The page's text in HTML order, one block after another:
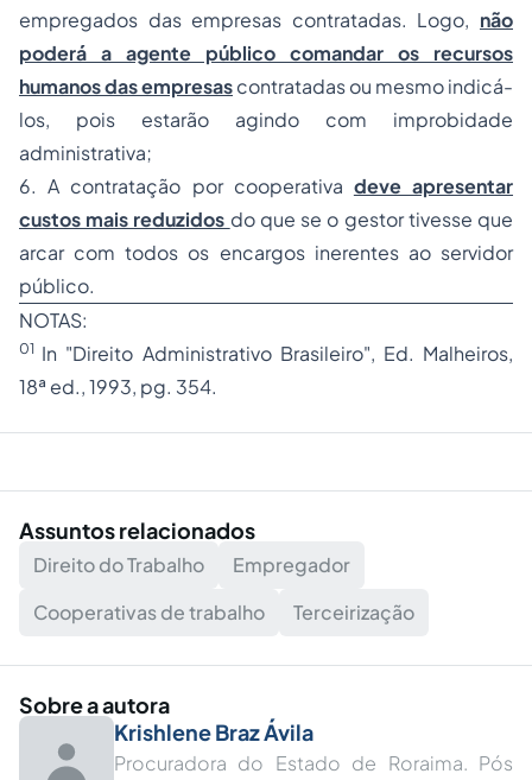
empregados das empresas contratadas. Logo, não
poderá a agente público comandar os recursos
humanos das empresascontratadas ou mesmo indicá-
los, pois estarão agindo com improbidade
administrativa;
6. A contratação por cooperativa deve apresentar
custos mais reduzidos do que se o gestor tivesse que
arcar com todos os encargos inerentes ao servidor
público.
NOTAS:
01 In "Direito Administrativo Brasileiro", Ed. Malheiros,
18ª ed., 1993, pg. 354.
Assuntos relacionados
Direito do Trabalho
Empregador
Cooperativas de trabalho
Terceirização
Sobre a autora
Krishlene Braz Ávila
Procuradora do Estado de Roraima. Pós